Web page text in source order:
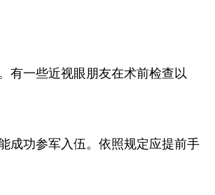
有一些近视眼朋友在术前检查以
成功参军入伍。依照规定应提前手